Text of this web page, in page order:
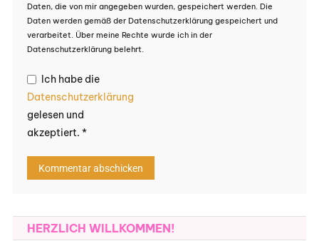
Daten, die von mir angegeben wurden, gespeichert werden. Die
Daten werden gemäß der Datenschutzerklärung gespeichert und
verarbeitet. Über meine Rechte wurde ich in der
Datenschutzerklärung belehrt.
Ich habe die
Datenschutzerklärung
gelesen und
akzeptiert. *
HERZLICH WILLKOMMEN!